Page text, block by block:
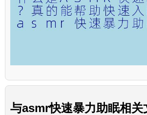
与asmr快速暴力助眠相关